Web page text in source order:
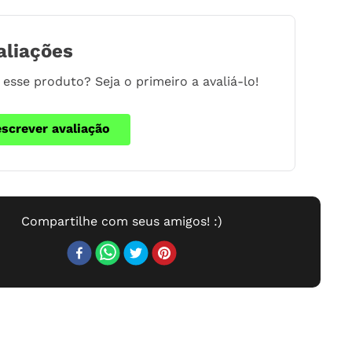
esse produto? Seja o primeiro a avaliá-lo!
avaliação